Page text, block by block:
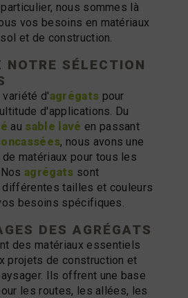
nous sommes là
vos besoins en matériaux
et de construction.
NOTRE SÉLECTION
variété d'agrégats pour
d'applications. Du
au sable lavé en passant
, nous avons une
matériaux pour tous les
Nosagrégats sont
tailles et couleurs
besoins spécifiques.
DES AGRÉGATS
des matériaux essentiels
projets de construction et
Ils offrent une base
les routes, les allées, les